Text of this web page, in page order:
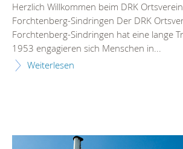
Herzlich Willkommen beim DRK
Forchtenberg-Sindringen Der DRK
Forchtenberg-Sindringen hat eine lange
1953 engagieren sich Menschen in...
Weiterlesen